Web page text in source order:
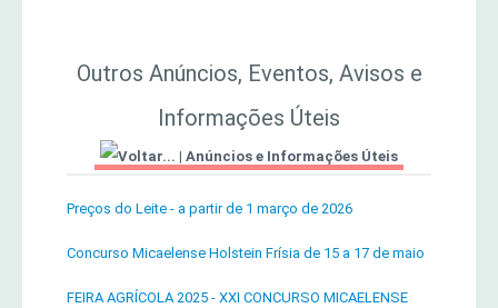
Outros Anúncios, Eventos, Avisos e
Informações Úteis
| Anúncios e Informações Úteis
Preços do Leite - a partir de 1 março de 2026
Concurso Micaelense Holstein Frísia de 15 a 17 de maio
FEIRA AGRÍCOLA 2025 - XXI CONCURSO MICAELENSE